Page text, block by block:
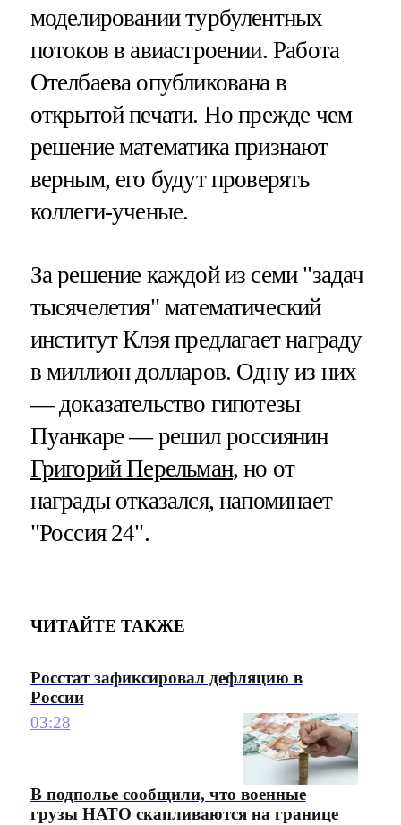
моделировании турбулентных
потоков в авиастроении. Работа
Отелбаева опубликована в
открытой печати. Но прежде чем
решение математика признают
верным, его будут проверять
коллеги-ученые.
За решение каждой из семи "задач
тысячелетия" математический
институт Клэя предлагает награду
в миллион долларов. Одну из них
— доказательство гипотезы
Пуанкаре — решил россиянин
Григорий Перельман, но от
награды отказался, напоминает
"Россия 24".
ЧИТАЙТЕ ТАКЖЕ
Росстат зафиксировал дефляцию в
России
03:28
В подполье сообщили, что военные
грузы НАТО скапливаются на границе